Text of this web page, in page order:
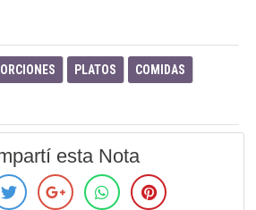
PLATOS COMIDAS
esta Nota